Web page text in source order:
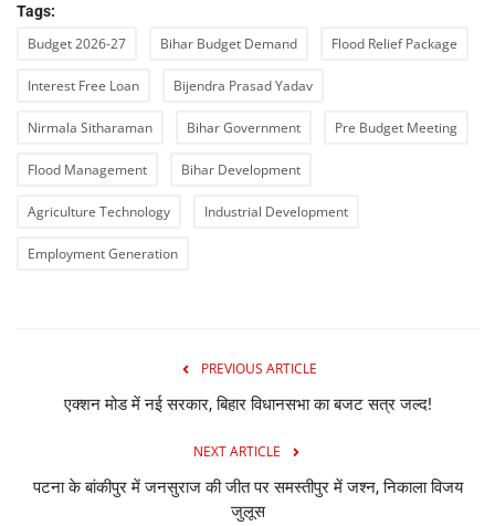
Tags:
Budget 2026-27 Bihar Budget Demand Flood Relief Package
Interest Free Loan Bijendra Prasad Yadav
Nirmala Sitharaman Bihar Government Pre Budget Meeting
Flood Management Bihar Development
Agriculture Technology Industrial Development
Employment Generation
PREVIOUS ARTICLE
एक्शन मोड में नई सरकार, बिहार विधानसभा का बजट सत्र जल्द!
NEXT ARTICLE
पटना के बांकीपुर में जनसुराज की जीत पर समस्तीपुर में जश्न, निकाला विजय
जुलूस